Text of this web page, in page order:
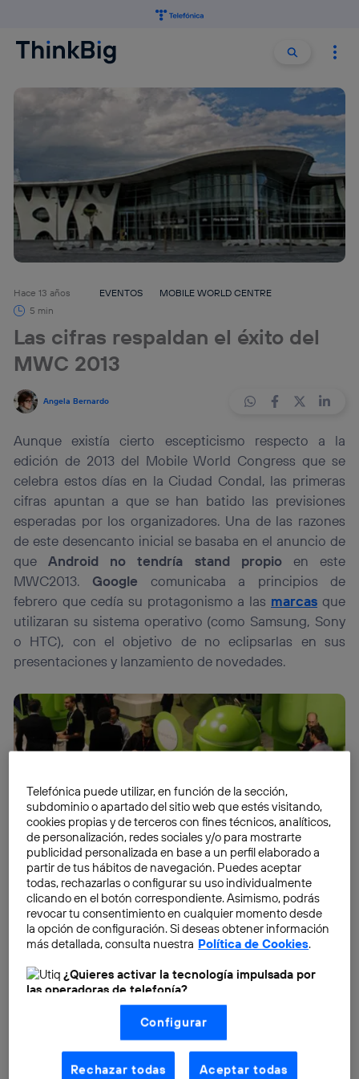
Buscar
Hace 13 años EVENTOS
MOBILE WORLD CENTRE
5 min
Las cifras respaldan el éxito del
MWC 2013
Angela Bernardo
Aunque existía cierto escepticismo respecto a la
edición de 2013 del Mobile World Congress que se
celebra estos días en la Ciudad Condal, las primeras
cifras apuntan a que se han batido las previsiones
esperadas por los organizadores. Una de las razones
de este desencanto inicial se basaba en el anuncio de
queAndroid no tendría stand propioen este
MWC2013. Google comunicaba a principios de
febrero que cedía su protagonismo a las marcas que
utilizaran su sistema operativo (como Samsung, Sony
o HTC), con el objetivo de no eclipsarlas en sus
presentaciones y lanzamiento de novedades.
Telefónica puede utilizar, en función de la sección,
subdominio o apartado del sitio web que estés visitando,
cookies propias y de terceros con fines técnicos, analíticos,
de personalización, redes sociales y/o para mostrarte
publicidad personalizada en base a un perfil elaborado a
partir de tus hábitos de navegación. Puedes aceptar
todas, rechazarlas o configurar su uso individualmente
clicando en el botón correspondiente. Asimismo, podrás
revocar tu consentimiento en cualquier momento desde
la opción de configuración. Si deseas obtener información
más detallada, consulta nuestra Política de Cookies.
¿Quieres activar la tecnología impulsada por
las operadoras de telefonía?
Nosotros, Telefónica S.A., utilizamos la tecnología Utiq para
realizar nuestras acciones de marketing digital o análisis
(como se describe en este aviso de consentimiento)
basadas en tu navegación en nuestra(s) web(s)
aquí(solo cuando utilizas una conexión a
Configurar
Rechazar todas Aceptar todas